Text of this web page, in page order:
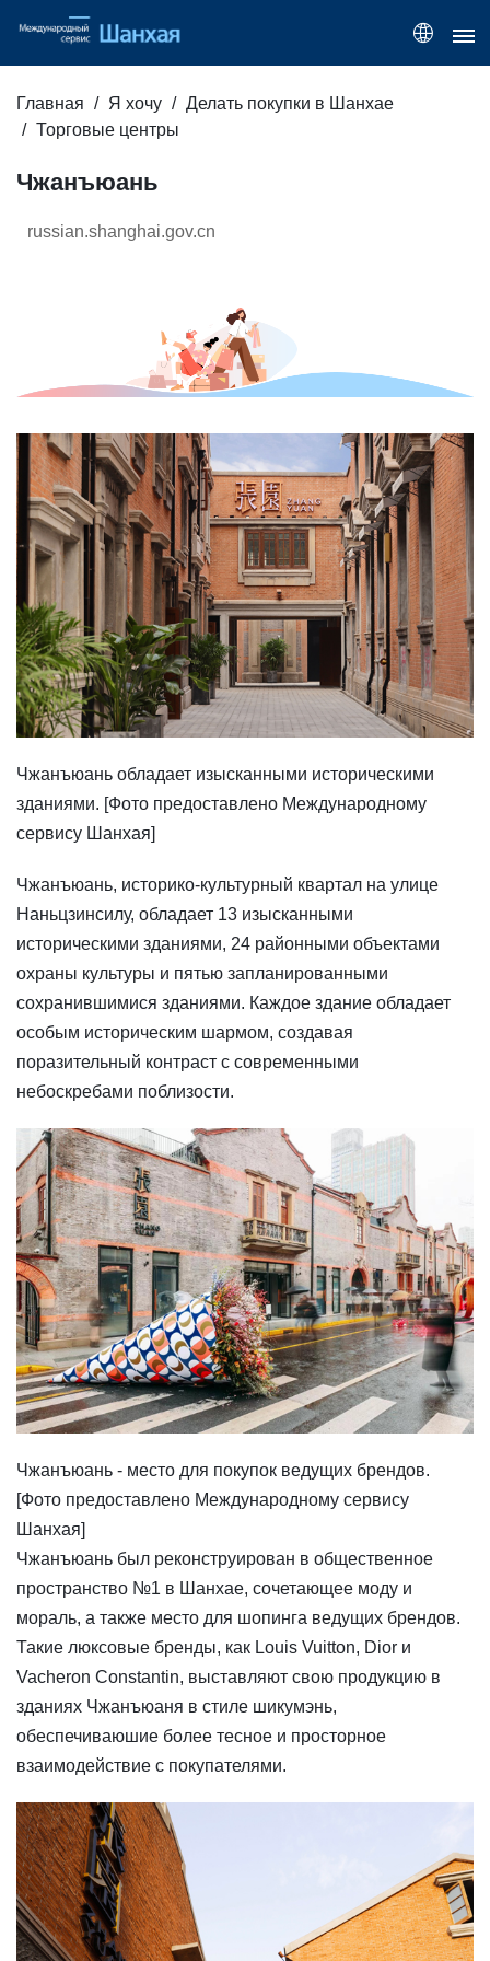
Главная Я хочу
Делать покупки в Шанхае
Торговые центры
Чжанъюань
russian.shanghai.gov.cn
Чжанъюань обладает изысканными историческими
зданиями. [Фото предоставлено Международному
сервису Шанхая]
Чжанъюань, историко-культурный квартал на улице
Наньцзинсилу, обладает 13 изысканными
историческими зданиями, 24 районными объектами
охраны культуры и пятью запланированными
сохранившимися зданиями. Каждое здание обладает
особым историческим шармом, создавая
поразительный контраст с современными
небоскребами поблизости.
Чжанъюань - место для покупок ведущих брендов.
[Фото предоставлено Международному сервису
Шанхая]
Чжанъюань был реконструирован в общественное
пространство №1 в Шанхае, сочетающее моду и
мораль, а также место для шопинга ведущих брендов.
Такие люксовые бренды, как Louis Vuitton, Dior и
Vacheron Constantin, выставляют свою продукцию в
зданиях Чжанъюаня в стиле шикумэнь,
обеспечиваюшие более тесное и просторное
взаимодействие с покупателями.